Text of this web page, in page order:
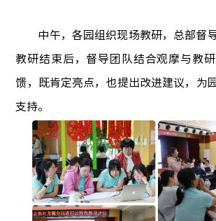
中午，各园组织现场教研，总部督
教研结束后，督导团队结合观摩与教
馈，既肯定亮点，也提出改进建议，为
支持。